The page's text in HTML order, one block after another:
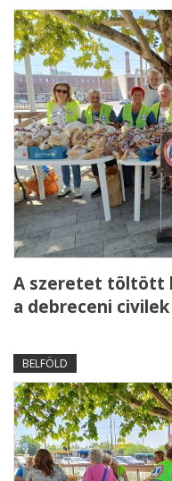
A szeretet töltött
a debreceni
BELFÖLD